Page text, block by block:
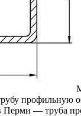
профильную
Перми — труба